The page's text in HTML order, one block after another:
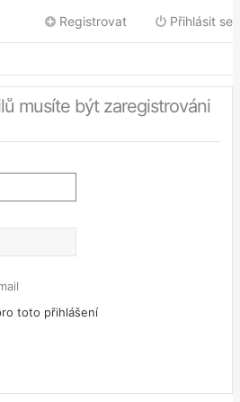
Přihlásit se
Registrovat
musíte být zaregistrováni
toto přihlášení